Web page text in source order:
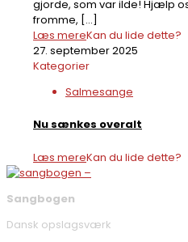
gjorde, som var ilde! Hjælp
fromme, […]
Kan du lide dette?
Læs mere
27. september 2025
Kategorier
Salmesange
Nu sænkes overalt
Kan du lide dette?
Læs mere
Sangbogen
Dansk opslagsværk